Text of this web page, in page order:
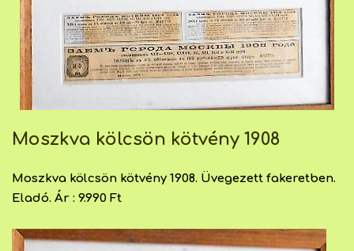
Moszkva kölcsön kötvény 1908
Moszkva kölcsön kötvény 1908. Üvegezett fakeretben.
Eladó. Ár : 9.990 Ft